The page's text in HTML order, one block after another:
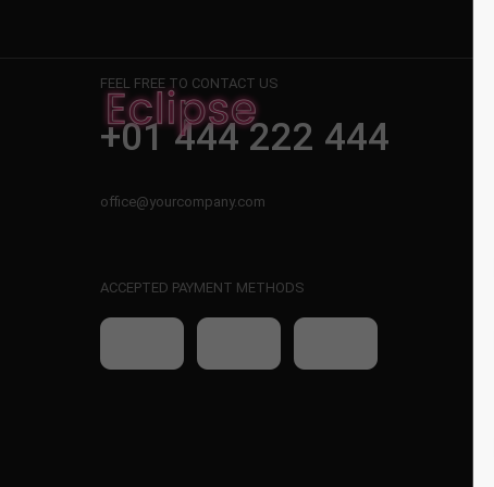
FEEL FREE TO CONTACT US
+01 444 222 444
office@yourcompany.com
ACCEPTED PAYMENT METHODS